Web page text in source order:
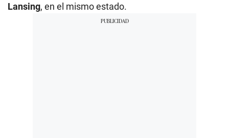
Lansing, en el mismo estado.